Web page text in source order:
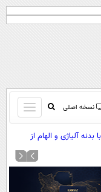
نسخه اصلی
باز
و
کردن
آلیاژی و الهام از